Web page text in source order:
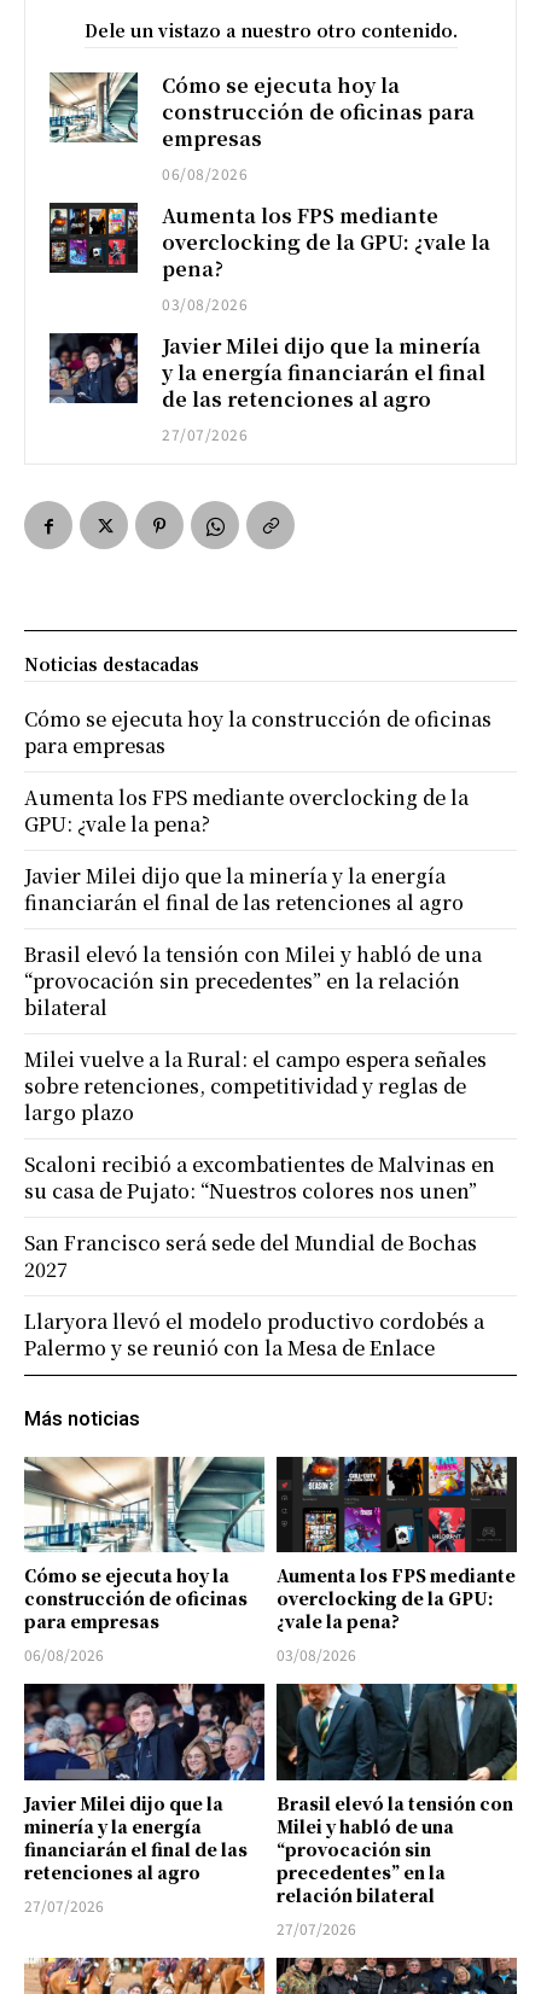
Dele un vistazo a nuestro otro contenido.
Cómo se ejecuta hoy la
construcción de oficinas para
empresas
06/08/2026
Aumenta los FPS mediante
overclocking de la GPU: ¿vale la
pena?
03/08/2026
Javier Milei dijo que la minería
y la energía financiarán el final
de las retenciones al agro
27/07/2026
Más noticias
Cómo se ejecuta hoy la
construcción de oficinas
para empresas
06/08/2026
Aumenta los FPS mediante
overclocking de la GPU:
¿vale la pena?
03/08/2026
Javier Milei dijo que la
minería y la energía
financiarán el final de las
retenciones al agro
27/07/2026
Brasil elevó la tensión con
Milei y habló de una
“provocación sin
precedentes” en la
relación bilateral
27/07/2026
Noticias destacadas
Cómo se ejecuta hoy la construcción de oficinas
para empresas
Aumenta los FPS mediante overclocking de la
GPU: ¿vale la pena?
Javier Milei dijo que la minería y la energía
financiarán el final de las retenciones al agro
Brasil elevó la tensión con Milei y habló de una
“provocación sin precedentes” en la relación
bilateral
Milei vuelve a la Rural: el campo espera señales
sobre retenciones, competitividad y reglas de
largo plazo
Scaloni recibió a excombatientes de Malvinas en
su casa de Pujato: “Nuestros colores nos unen”
San Francisco será sede del Mundial de Bochas
2027
Llaryora llevó el modelo productivo cordobés a
Palermo y se reunió con la Mesa de Enlace